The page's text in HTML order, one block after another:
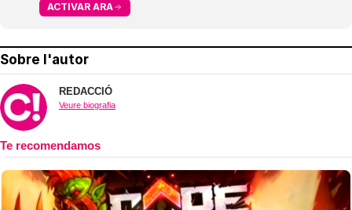
ACTIVAR ARA
Sobre l'autor
REDACCIÓ
Veure biografia